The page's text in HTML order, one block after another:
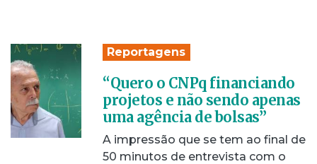
Reportagens
“Quero o CNPq financiando
projetos e não sendo apenas
uma agência de bolsas”
A impressão que se tem ao final de
50 minutos de entrevista com o